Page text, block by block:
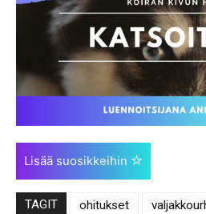
Lisää suosikkeihin
TAGIT ohitukset